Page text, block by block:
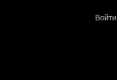
Войти